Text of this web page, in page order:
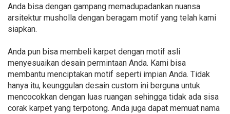
Anda bisa dengan gampang memadupadankan nuansa
arsitektur musholla dengan beragam motif yang telah kami
siapkan.
Anda pun bisa membeli karpet dengan motif asli
menyesuaikan desain permintaan Anda. Kami bisa
membantu menciptakan motif seperti impian Anda. Tidak
hanya itu, keunggulan desain custom ini berguna untuk
mencocokkan dengan luas ruangan sehingga tidak ada sisa
corak karpet yang terpotong. Anda juga dapat memuat nama